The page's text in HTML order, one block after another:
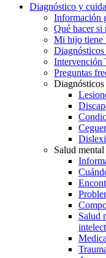
Diagnóstico y
Información
Qué hacer si
Mi hijo tiene
Diagnósticos
Intervención
Preguntas
Diagnósticos
Salud
Salud